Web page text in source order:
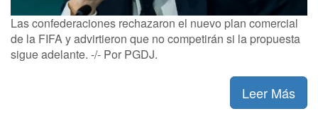
Las confederaciones rechazaron el nuevo plan comercial
de la FIFA y advirtieron que no competirán si la propuesta
sigue adelante. -/- Por PGDJ.
Leer Más